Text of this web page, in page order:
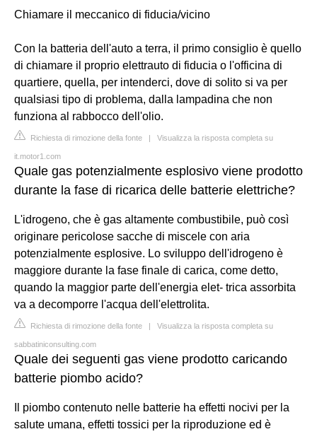
Chiamare il meccanico di fiducia/vicino
Con la batteria dell'auto a terra, il primo consiglio è quello
di chiamare il proprio elettrauto di fiducia o l'officina di
quartiere, quella, per intenderci, dove di solito si va per
qualsiasi tipo di problema, dalla lampadina che non
funziona al rabbocco dell'olio.
Richiesta di rimozione della fonte | Visualizza la risposta completa su
it.motor1.com
Quale gas potenzialmente esplosivo viene prodotto
durante la fase di ricarica delle batterie elettriche?
L'idrogeno, che è gas altamente combustibile, può così
originare pericolose sacche di miscele con aria
potenzialmente esplosive. Lo sviluppo dell'idrogeno è
maggiore durante la fase finale di carica, come detto,
quando la maggior parte dell'energia elet- trica assorbita
va a decomporre l'acqua dell'elettrolita.
Richiesta di rimozione della fonte | Visualizza la risposta completa su
sabbatiniconsulting.com
Quale dei seguenti gas viene prodotto caricando
batterie piombo acido?
Il piombo contenuto nelle batterie ha effetti nocivi per la
salute umana, effetti tossici per la riproduzione ed è